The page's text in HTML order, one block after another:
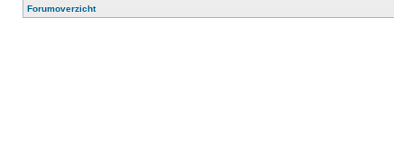
Forumoverzicht